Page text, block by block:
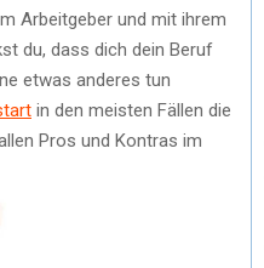
Arbeitgeber und mit ihrem
du, dass dich dein Beruf
etwas anderes tun
in den meisten Fällen die
Pros und Kontras im